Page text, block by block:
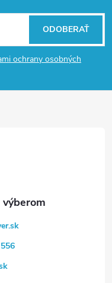
ochrany osobných
ODOBERAŤ